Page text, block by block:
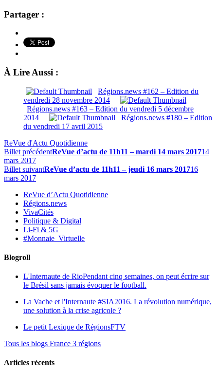
Partager :
À Lire Aussi :
Régions.news #162 – Edition du
vendredi 28 novembre 2014
Régions.news #163 – Edition du vendredi 5 décembre
2014
Régions.news #180 – Edition
du vendredi 17 avril 2015
ReVue d'Actu Quotidienne
Billet précédentReVue d’actu de 11h11 – mardi 14 mars 201714
mars 2017
Billet suivantReVue d’actu de 11h11 – jeudi 16 mars 201716
mars 2017
ReVue d’Actu Quotidienne
Régions.news
VivaCités
Politique & Digital
Li-Fi & 5G
#Monnaie_Virtuelle
Blogroll
L'Internaute de RioPendant cinq semaines, on peut écrire sur
le Brésil sans jamais évoquer le football.
La Vache et l'Internaute #SIA2016. La révolution numérique,
une solution à la crise agricole ?
Le petit Lexique de RégionsFTV
Tous les blogs France 3 régions
Articles récents